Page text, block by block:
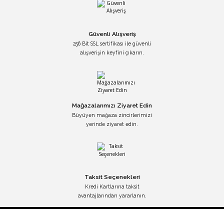
Güvenli Alışveriş
256 Bit SSL sertifikası ile güvenli
alışverişin keyfini çıkarın.
Mağazalarımızı Ziyaret Edin
Büyüyen mağaza zincirlerimizi
yerinde ziyaret edin.
Taksit Seçenekleri
Kredi Kartlarına taksit
avantajlarından yararlanın.